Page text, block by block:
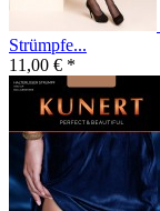
Strümpfe...
11,00 € *